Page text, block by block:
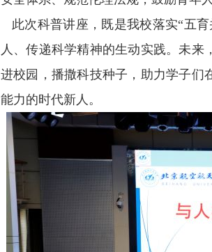
此次科普讲座，既是我校落实“五
人、传递科学精神的生动实践。未
进校园，播撒科技种子，助力学子们
能力的时代新人。